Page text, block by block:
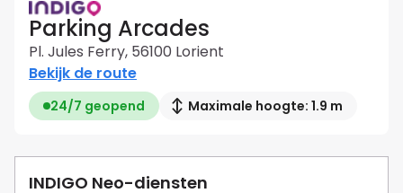
Parking Arcades
Pl. Jules Ferry, 56100 Lorient
Bekijk de route
24/7 geopend Maximale hoogte: 1.9 m
INDIGO Neo-diensten